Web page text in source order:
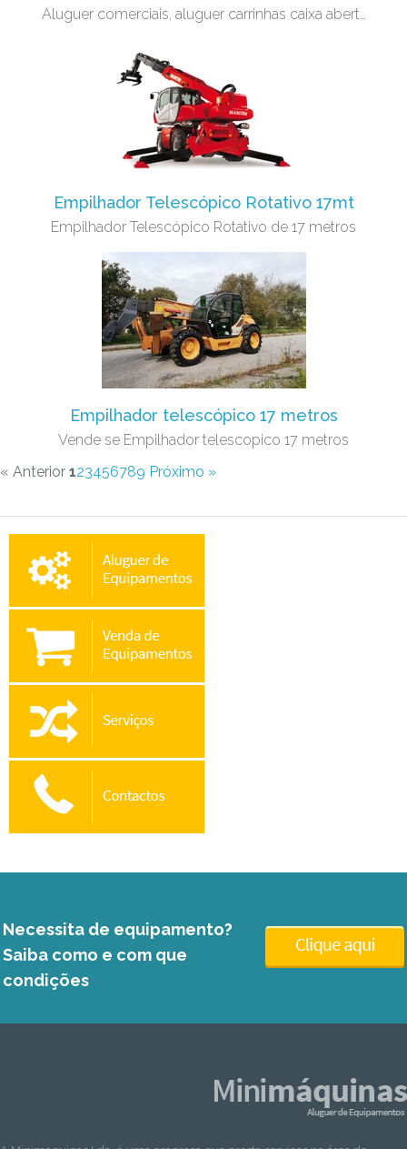
Aluguer comerciais, aluguer carrinhas caixa abert…
Empilhador Telescópico Rotativo 17mt
Empilhador Telescópico Rotativo de 17 metros
Empilhador telescópico 17 metros
Vende se Empilhador telescopico 17 metros
« Anterior 123456789 Próximo »
Necessita de equipamento?
Saiba como e com que
condições